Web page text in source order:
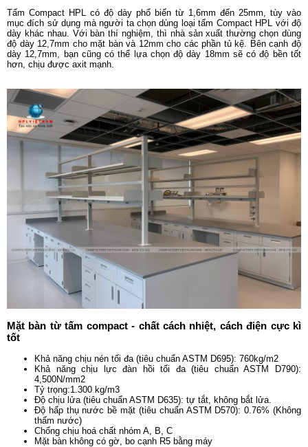
Tấm Compact HPL có độ dày phổ biến từ 1,6mm đến 25mm, tùy vào
mục đích sử dụng mà người ta chọn dùng loại tấm Compact HPL với độ
dày khác nhau. Với bàn thí nghiệm, thì nhà sản xuất thường chọn dùng
độ dày 12,7mm cho mặt bàn và 12mm cho các phần tủ kệ. Bên cạnh độ
dày 12,7mm, bạn cũng có thể lựa chọn độ dày 18mm sẽ có độ bền tốt
hơn, chịu được axit mạnh.
Mặt bàn từ tấm compact - chất cách nhiệt, cách điện cực kì
tốt
Khả năng chịu nén tối đa (tiêu chuẩn ASTM D695): 760kg/m2
Khả năng chịu lực đàn hồi tối đa (tiêu chuẩn ASTM D790):
4,500N/mm2
Tỷ trọng:1.300 kg/m3
Độ chịu lửa (tiêu chuẩn ASTM D635): tự tắt, không bắt lửa.
Độ hấp thụ nước bề mặt (tiêu chuẩn ASTM D570): 0.76% (Không
thấm nước)
Chống chịu hoá chất nhóm A, B, C
Mặt bàn không có gờ, bo cạnh R5 bằng máy